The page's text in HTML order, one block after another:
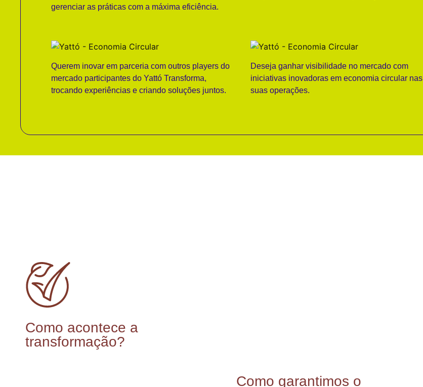
gerenciar as práticas com a máxima eficiência.
Querem inovar em parceria com outros players do
mercado participantes do Yattó Transforma,
trocando experiências e criando soluções juntos.
Deseja ganhar visibilidade no mercado com
iniciativas inovadoras em economia circular nas
suas operações.
Como acontece a
transformação?
Como garantimos o